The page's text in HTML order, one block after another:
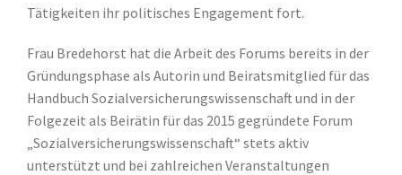
Tätigkeiten ihr politisches Engagement fort.
Frau Bredehorst hat die Arbeit des Forums bereits in der
Gründungsphase als Autorin und Beiratsmitglied für das
Handbuch Sozialversicherungswissenschaft und in der
Folgezeit als Beirätin für das 2015 gegründete Forum
„Sozialversicherungswissenschaft“ stets aktiv
unterstützt und bei zahlreichen Veranstaltungen